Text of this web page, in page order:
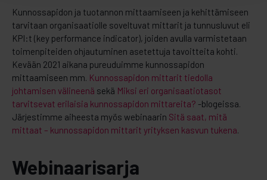
Kunnossapidon ja tuotannon mittaamiseen ja kehittämiseen
tarvitaan organisaatiolle soveltuvat mittarit ja tunnusluvut eli
KPI:t (key performance indicator), joiden avulla varmistetaan
toimenpiteiden ohjautuminen asetettuja tavoitteita kohti.
Kevään 2021 aikana pureuduimme kunnossapidon
mittaamiseen mm. Kunnossapidon mittarit tiedolla
johtamisen välineenä sekä Miksi eri organisaatiotasot
tarvitsevat erilaisia kunnossapidon mittareita? -blogeissa.
Järjestimme aiheesta myös webinaarin Sitä saat, mitä
mittaat – kunnossapidon mittarit yrityksen kasvun tukena.
Webinaarisarja